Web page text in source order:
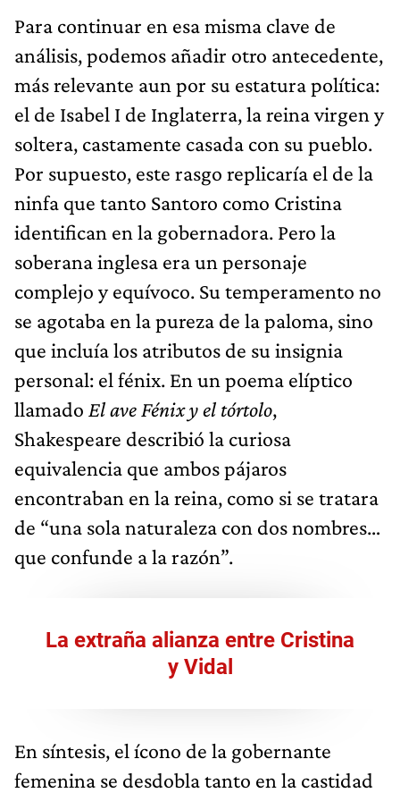
Para continuar en esa misma clave de
análisis, podemos añadir otro antecedente,
más relevante aun por su estatura política:
el de Isabel I de Inglaterra, la reina virgen y
soltera, castamente casada con su pueblo.
Por supuesto, este rasgo replicaría el de la
ninfa que tanto Santoro como Cristina
identifican en la gobernadora. Pero la
soberana inglesa era un personaje
complejo y equívoco. Su temperamento no
se agotaba en la pureza de la paloma, sino
que incluía los atributos de su insignia
personal: el fénix. En un poema elíptico
llamado El ave Fénix y el tórtolo,
Shakespeare describió la curiosa
equivalencia que ambos pájaros
encontraban en la reina, como si se tratara
de “una sola naturaleza con dos nombres…
que confunde a la razón”.
La extraña alianza entre Cristina
y Vidal
En síntesis, el ícono de la gobernante
femenina se desdobla tanto en la castidad